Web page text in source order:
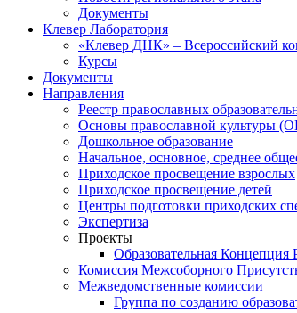
Документы
Клевер Лаборатория
«Клевер ДНК» – Всероссийский
Курсы
Документы
Направления
Реестр православных
Основы православной культуры
Дошкольное образование
Начальное, основное, среднее
Приходское просвещение взрослых
Приходское просвещение детей
Центры подготовки приходских
Экспертиза
Проекты
Образовательная
Комиссия Межсоборного
Межведомственные комиссии
Группа по созданию